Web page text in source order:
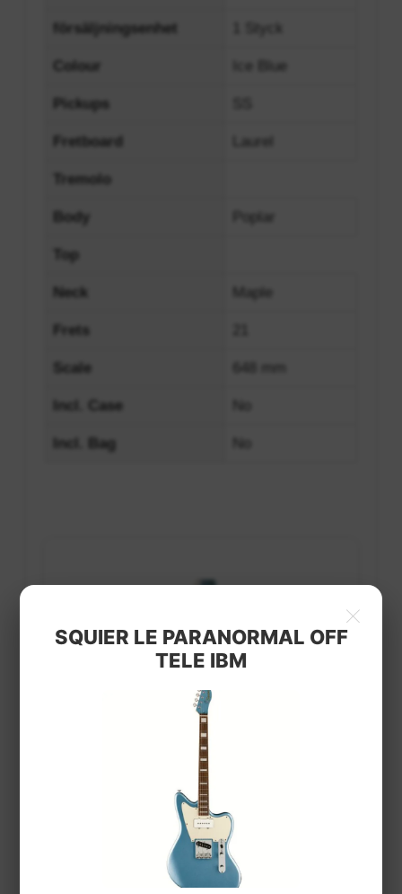
försäljningsenhet
Colour Ice Blue
Pickups
Fretboard Laurel
Tremolo
Body Poplar
Top
Neck Maple
Frets
Scale
Incl. Case
Incl. Bag
SQUIER LE PARANORMAL OFF
TELE IBM
5/5
×
SQUIER LE PARANORMAL OFF
TELE IBM